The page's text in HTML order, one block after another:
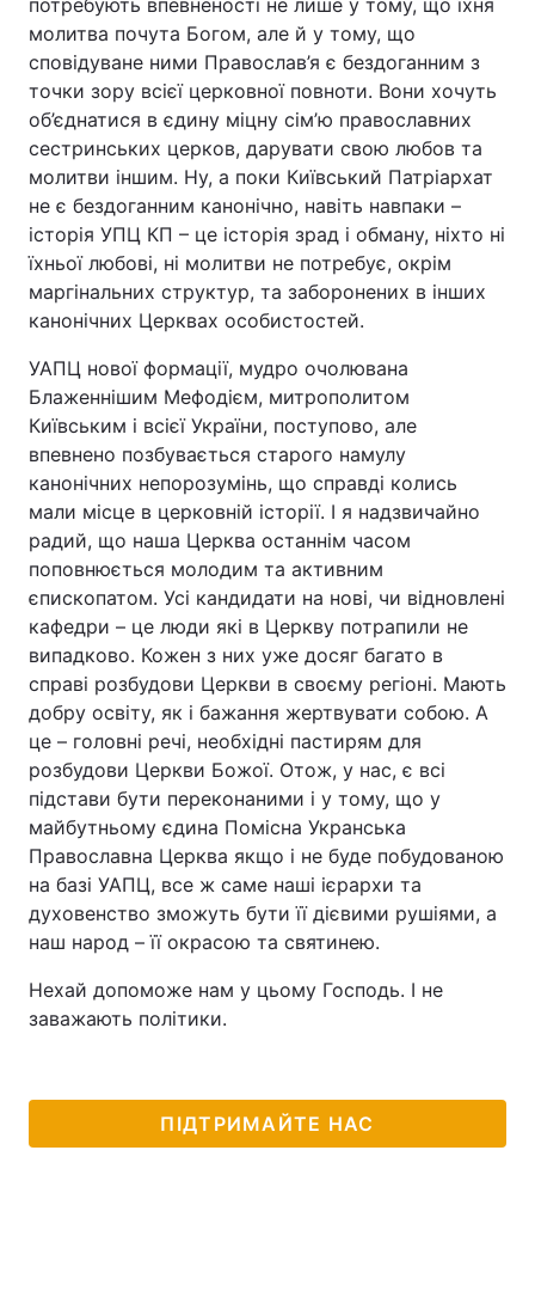
потребують впевненості не лише у тому, що їхня
молитва почута Богом, але й у тому, що
сповідуване ними Православ’я є бездоганним з
точки зору всієї церковної повноти. Вони хочуть
об’єднатися в єдину міцну сім’ю православних
сестринських церков, дарувати свою любов та
молитви іншим. Ну, а поки Київський Патріархат
не є бездоганним канонічно, навіть навпаки –
історія УПЦ КП – це історія зрад і обману, ніхто ні
їхньої любові, ні молитви не потребує, окрім
маргінальних структур, та заборонених в інших
канонічних Церквах особистостей.
УАПЦ нової формації, мудро очолювана
Блаженнішим Мефодієм, митрополитом
Київським і всієї України, поступово, але
впевнено позбувається старого намулу
канонічних непорозумінь, що справді колись
мали місце в церковній історії. І я надзвичайно
радий, що наша Церква останнім часом
поповнюється молодим та активним
єпископатом. Усі кандидати на нові, чи відновлені
кафедри – це люди які в Церкву потрапили не
випадково. Кожен з них уже досяг багато в
справі розбудови Церкви в своєму регіоні. Мають
добру освіту, як і бажання жертвувати собою. А
це – головні речі, необхідні пастирям для
розбудови Церкви Божої. Отож, у нас, є всі
підстави бути переконаними і у тому, що у
майбутньому єдина Помісна Укранська
Православна Церква якщо і не буде побудованою
на базі УАПЦ, все ж саме наші ієрархи та
духовенство зможуть бути її дієвими рушіями, а
наш народ – її окрасою та святинею.
Нехай допоможе нам у цьому Господь. І не
заважають політики.
ПІДТРИМАЙТЕ НАС